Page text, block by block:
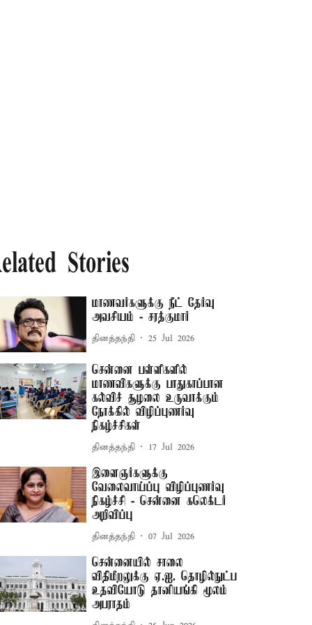
Stories
மாணவர்களுக்கு நீட் தேர்வு
அவசியம் - சரத்குமார்
தினத்தந்தி 25 Jul 2026
சென்னை பள்ளிகளில்
மாணவிகளுக்கு பாதுகாப்பான
கல்விச் சூழலை உருவாக்கும்
நோக்கில் விழிப்புணர்வு
நிகழ்ச்சிகள்
தினத்தந்தி 17 Jul 2026
இளைஞர்களுக்கு
வேலைவாய்ப்பு விழிப்புணர்வு
நிகழ்ச்சி - சென்னை கலெக்டர்
அறிவிப்பு
தினத்தந்தி 07 Jul 2026
சென்னையில் சாலை
விதிமீறலுக்கு ஏ.ஐ. தொழில்நுட்ப
உதவியோடு தானியங்கி மூலம்
அபராதம்